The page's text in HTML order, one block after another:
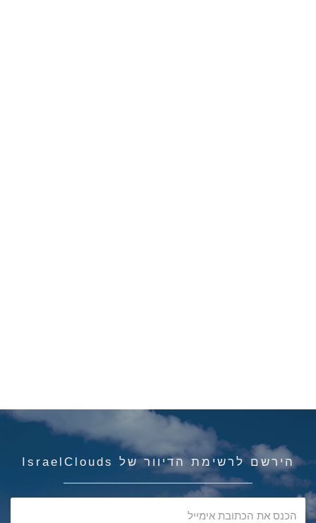
הירשם לרשימת הדיוור של IsraelClouds